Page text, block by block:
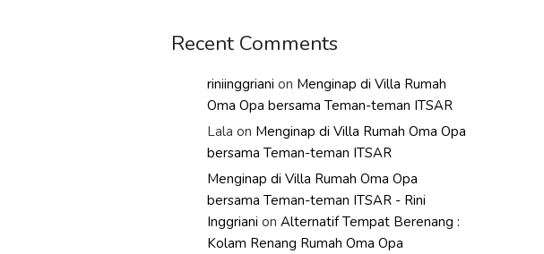
Recent Comments
riniinggriani on Menginap di Villa Rumah
Oma Opa bersama Teman-teman ITSAR
Lala on Menginap di Villa Rumah Oma Opa
bersama Teman-teman ITSAR
Menginap di Villa Rumah Oma Opa
bersama Teman-teman ITSAR - Rini
Inggriani on Alternatif Tempat Berenang :
Kolam Renang Rumah Oma Opa